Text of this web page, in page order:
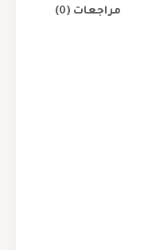
مراجعات (0)